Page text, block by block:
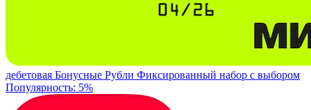
дебетовая Бонусные Рубли Фиксированный набор с выбором
Популярность: 5%